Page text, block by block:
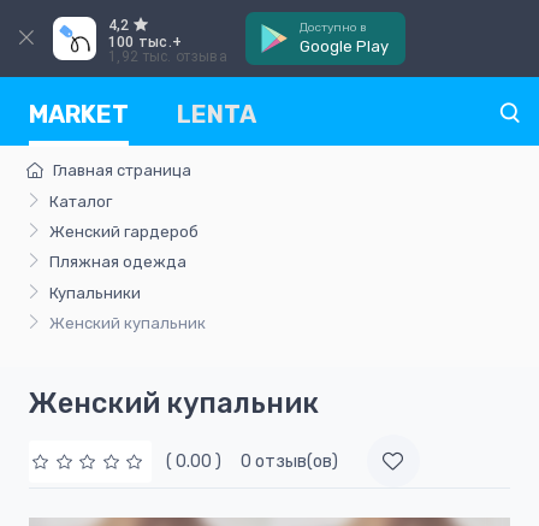
4,2
100 тыс.+
1,92 тыс. отзыва
Доступно в
Google Play
MARKET LENTA
Главная страница
Каталог
Женский гардероб
Пляжная одежда
Купальники
Женский купальник
Женский купальник
( 0.00 ) 0 отзыв(ов)